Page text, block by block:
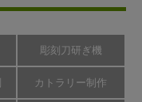
彫刻刀研ぎ機
カトラリー制作